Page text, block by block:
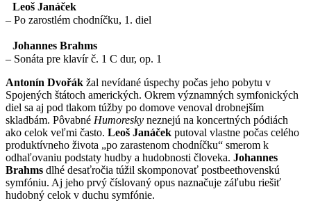
Leoš Janáček
– Po zarostlém chodníčku, 1. diel
Johannes Brahms
– Sonáta pre klavír č. 1 C dur, op. 1
Antonín Dvořák žal nevídané úspechy počas jeho pobytu v
Spojených štátoch amerických. Okrem významných symfonických
diel sa aj pod tlakom túžby po domove venoval drobnejším
skladbám. Pôvabné Humoresky neznejú na koncertných pódiách
ako celok veľmi často. Leoš Janáček putoval vlastne počas celého
produktívneho života „po zarastenom chodníčku“ smerom k
odhaľovaniu podstaty hudby a hudobnosti človeka. Johannes
Brahms dlhé desaťročia túžil skomponovať postbeethovenskú
symfóniu. Aj jeho prvý číslovaný opus naznačuje záľubu riešiť
hudobný celok v duchu symfónie.